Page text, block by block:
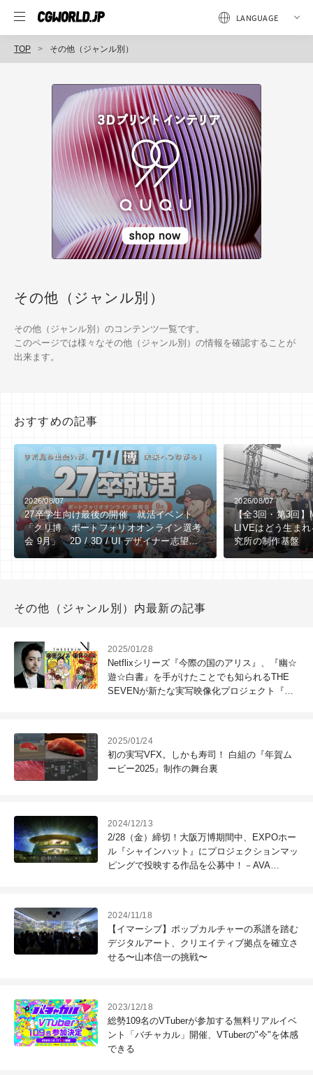
TOP その他（ジャンル別）
その他（ジャンル別）
その他（ジャンル別）のコンテンツ一覧です。
このページでは様々なその他（ジャンル別）の情報を確認することが
出来ます。
おすすめの記事
2026/08/07
27卒学生向け最後の開催 就活イベント
「クリ博 ポートフォリオオンライン選考
会 9月」 2D / 3D / UI デザイナー志望者
向け ※9/1（火）作品締切
2026/08/07
【全3回・第3回
LIVEはどう生ま
究所の制作基盤
その他（ジャンル別）内最新の記事
2025/01/28
Netflixシリーズ『今際の国のアリス』、『幽☆
遊☆白書』を手がけたことでも知られるTHE
SEVENが新たな実写映像化プロジェクト『国
2025/01/24
初の実写VFX。しかも寿司！ 白組の『年賀ム
ービー2025』制作の舞台裏
2024/12/13
2/28（金）締切！大阪万博期間中、EXPOホー
ル『シャインハット』にプロジェクションマッ
ピングで投映する作品を公募中！－AVA
2024/11/18
【イマーシブ】ポップカルチャーの系譜を踏む
デジタルアート、クリエイティブ拠点を確立さ
せる〜山本信一の挑戦〜
2023/12/18
総勢109名のVTuberが参加する無料リアルイベ
ント「バチャカル」開催、VTuberの"今"を体感
できる